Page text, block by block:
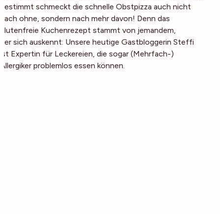
bestimmt schmeckt die schnelle Obstpizza auch nicht
nach ohne, sondern nach mehr davon! Denn das
glutenfreie Kuchenrezept stammt von jemandem,
der sich auskennt: Unsere heutige Gastbloggerin Steffi
ist Expertin für Leckereien, die sogar (Mehrfach-)
Allergiker problemlos essen können.